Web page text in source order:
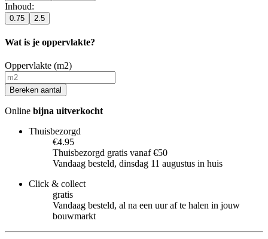
Inhoud:
0.75 2.5
Wat is je oppervlakte?
Oppervlakte (m2)
Bereken aantal
Online bijna uitverkocht
Thuisbezorgd
€4.95
Thuisbezorgd gratis vanaf €50
Vandaag besteld, dinsdag 11 augustus in huis
Click & collect
gratis
Vandaag besteld, al na een uur af te halen in jouw
bouwmarkt